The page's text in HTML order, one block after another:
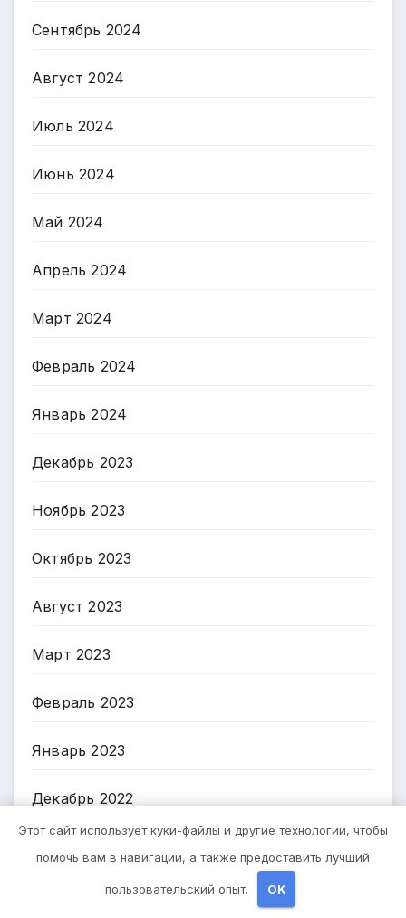
Сентябрь 2024
Август 2024
Июль 2024
Июнь 2024
Май 2024
Апрель 2024
Март 2024
Февраль 2024
Январь 2024
Декабрь 2023
Ноябрь 2023
Октябрь 2023
Август 2023
Март 2023
Февраль 2023
Январь 2023
Декабрь 2022
Октябрь 2022
Этот сайт использует куки-файлы и другие технологии, чтобы
помочь вам в навигации, а также предоставить лучший
пользовательский опыт. OK